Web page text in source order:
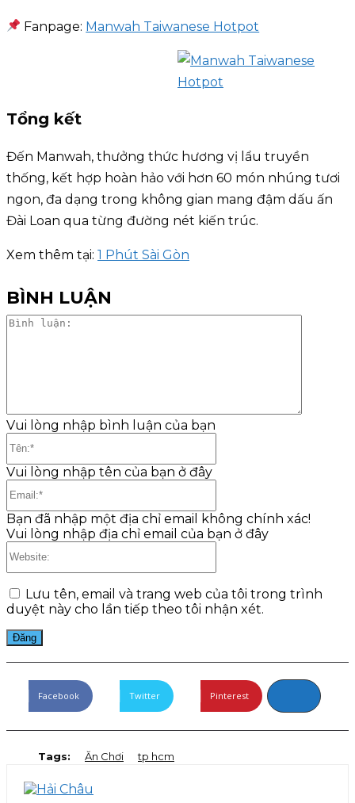
Fanpage: Manwah Taiwanese Hotpot
Tổng kết
Đến Manwah, thưởng thức hương vị lẩu truyền
thống, kết hợp hoàn hảo với hơn 60 món nhúng tươi
ngon, đa dạng trong không gian mang đậm dấu ấn
Đài Loan qua từng đường nét kiến trúc.
Xem thêm tại: 1 Phút Sài Gòn
BÌNH LUẬN
Vui lòng nhập bình luận của bạn
Vui lòng nhập tên của bạn ở đây
Bạn đã nhập một địa chỉ email không chính xác!
Vui lòng nhập địa chỉ email của bạn ở đây
Lưu tên, email và trang web của tôi trong trình
duyệt này cho lần tiếp theo tôi nhận xét.
Facebook Twitter Pinterest
Tags: Ăn Chơi tp hcm